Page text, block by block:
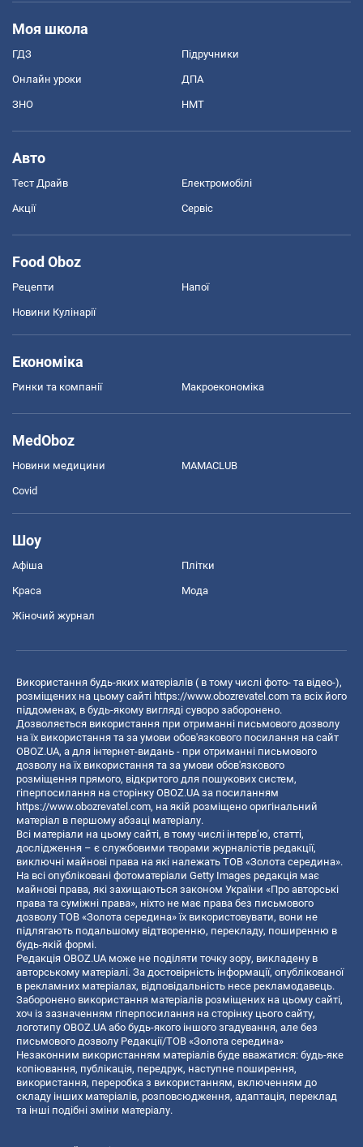
Моя школа
ГДЗ Підручники
Онлайн уроки ДПА
ЗНО НМТ
Авто
Тест Драйв Електромобілі
Акції Сервіс
Food Oboz
Рецепти Напої
Новини Кулінарії
Економіка
Ринки та компанії Макроекономіка
MedOboz
Новини медицини MAMACLUB
Covid
Шоу
Афіша Плітки
Краса Мода
Жіночий журнал
Використання будь-яких матеріалів ( в тому числі фото- та відео-),
розміщених на цьому сайті https://www.obozrevatel.com та всіх його
піддоменах, в будь-якому вигляді суворо заборонено.
Дозволяється використання при отриманні письмового дозволу
на їх використання та за умови обов'язкового посилання на сайт
OBOZ.UA, а для інтернет-видань - при отриманні письмового
дозволу на їх використання та за умови обов'язкового
розміщення прямого, відкритого для пошукових систем,
гіперпосилання на сторінку OBOZ.UA за посиланням
https://www.obozrevatel.com, на якій розміщено оригінальний
матеріал в першому абзаці матеріалу.
Всі матеріали на цьому сайті, в тому числі інтерв’ю, статті,
дослідження – є службовими творами журналістів редакції,
виключні майнові права на які належать ТОВ «Золота середина».
На всі опубліковані фотоматеріали Getty Images редакція має
майнові права, які захищаються законом України «Про авторські
права та суміжні права», ніхто не має права без письмового
дозволу ТОВ «Золота середина» їх використовувати, вони не
підлягають подальшому відтворенню, перекладу, поширенню в
будь-якій формі.
Редакція OBOZ.UA може не поділяти точку зору, викладену в
авторському матеріалі. За достовірність інформації, опублікованої
в рекламних матеріалах, відповідальність несе рекламодавець.
Заборонено використання матеріалів розміщених на цьому сайті,
хоч із зазначенням гіперпосилання на сторінку цього сайту,
логотипу OBOZ.UA або будь-якого іншого згадування, але без
письмового дозволу Редакції/ТОВ «Золота середина»
Незаконним використанням матеріалів буде вважатися: будь-яке
копiювання, публiкацiя, передрук, наступне поширення,
використання, переробка з використанням, включенням до
складу інших матеріалів, розповсюдження, адаптація, переклад
та інші подібні зміни матеріалу.